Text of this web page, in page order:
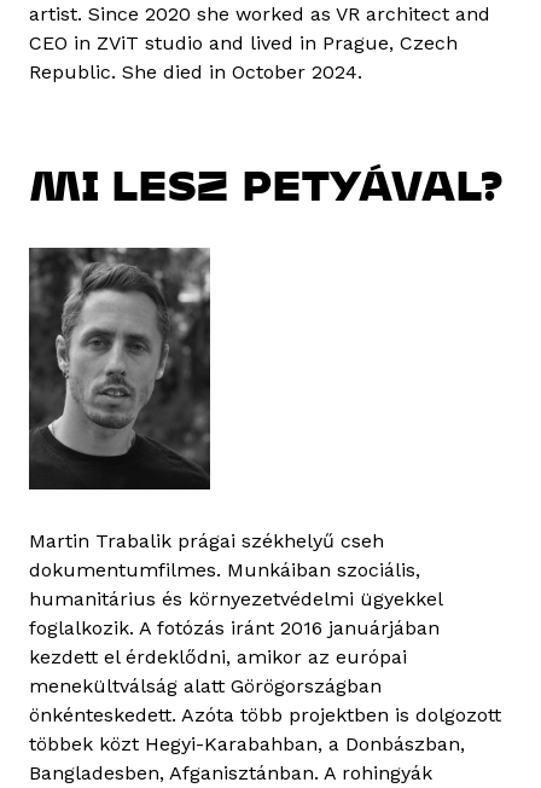
artist. Since 2020 she worked as VR architect and
CEO in ZViT studio and lived in Prague, Czech
Republic. She died in October 2024.
MI LESZ PETYÁVAL?
Martin Trabalik prágai székhelyű cseh
dokumentumfilmes. Munkáiban szociális,
humanitárius és környezetvédelmi ügyekkel
foglalkozik. A fotózás iránt 2016 januárjában
kezdett el érdeklődni, amikor az európai
menekültválság alatt Görögországban
önkénteskedett. Azóta több projektben is dolgozott
többek közt Hegyi-Karabahban, a Donbászban,
Bangladesben, Afganisztánban. A rohingyák